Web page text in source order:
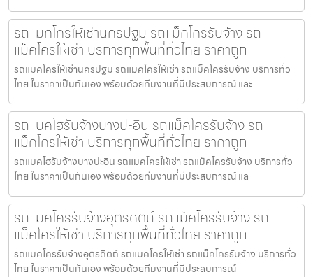
รถแมคโครให้เช่านครปฐม รถแม็คโครรับจ้าง รถ
แม็คโครให้เช่า บริการทุกพื้นที่ทั่วไทย ราคาถูก
รถแมคโครให้เช่านครปฐม รถแมคโครให้เช่า รถแม็คโครรับจ้าง บริการทั่ว
ไทย ในราคาเป็นกันเอง พร้อมด้วยทีมงานที่มีประสบการณ์ และ
รถแบคโฮรับจ้างบางปะอิน รถแม็คโครรับจ้าง รถ
แม็คโครให้เช่า บริการทุกพื้นที่ทั่วไทย ราคาถูก
รถแบคโฮรับจ้างบางปะอิน รถแมคโครให้เช่า รถแม็คโครรับจ้าง บริการทั่ว
ไทย ในราคาเป็นกันเอง พร้อมด้วยทีมงานที่มีประสบการณ์ แล
รถแมคโครรับจ้างอุตรดิตถ์ รถแม็คโครรับจ้าง รถ
แม็คโครให้เช่า บริการทุกพื้นที่ทั่วไทย ราคาถูก
รถแมคโครรับจ้างอุตรดิตถ์ รถแมคโครให้เช่า รถแม็คโครรับจ้าง บริการทั่ว
ไทย ในราคาเป็นกันเอง พร้อมด้วยทีมงานที่มีประสบการณ์